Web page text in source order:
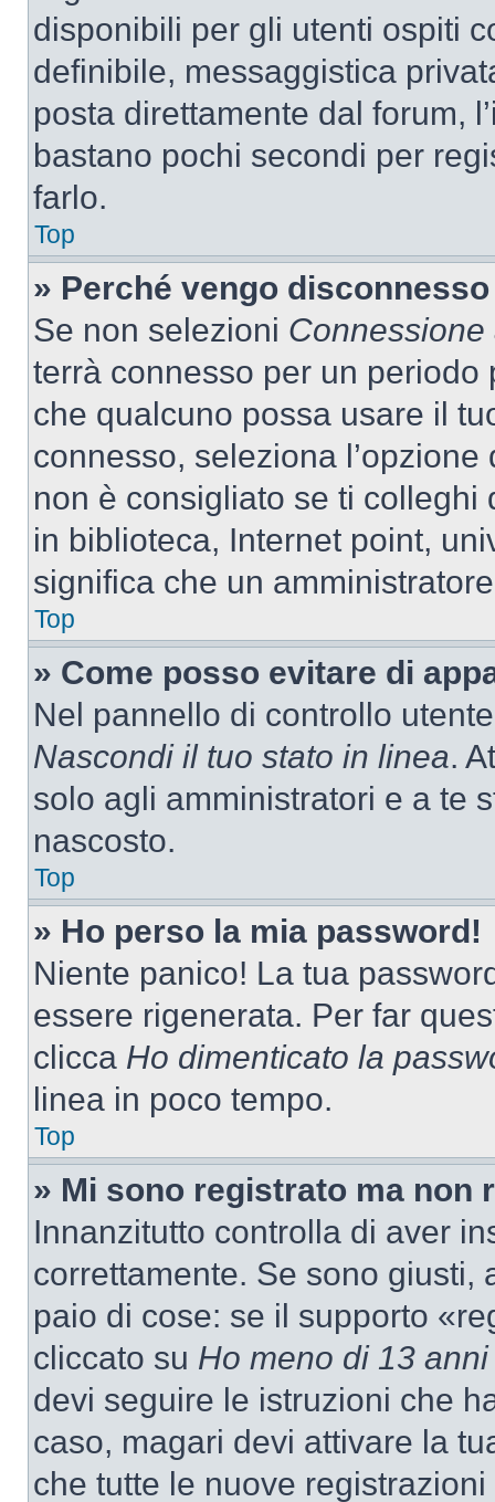
disponibili per gli utenti ospiti
definibile, messaggistica
posta direttamente dal forum,
bastano pochi secondi per
farlo.
Top
» Perché vengo
Se non selezioni
terrà connesso per un
che qualcuno possa usare il
connesso, seleziona
non è consigliato se ti
in biblioteca, Internet point,
significa che un
Top
» Come posso evitare di
Nel pannello di controllo
Nascondi il tuo stato in linea.
solo agli amministratori e a te
nascosto.
Top
» Ho perso la mia password!
Niente panico! La tua
essere rigenerata. Per far
clicca Ho dimenticato la
linea in poco tempo.
Top
» Mi sono registrato ma non
Innanzitutto controlla di aver
correttamente. Se sono giusti,
paio di cose: se il supporto
cliccato su Ho meno di 13 anni
devi seguire le istruzioni che
caso, magari devi attivare la
che tutte le nuove